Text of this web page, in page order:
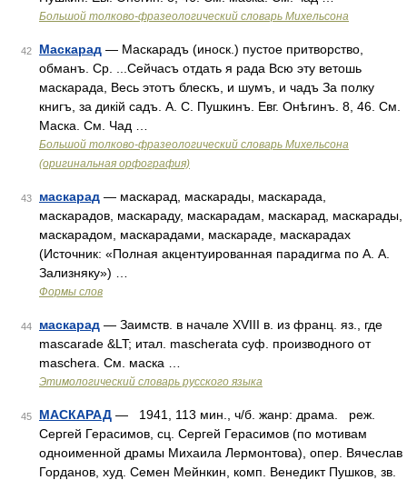
Большой толково-фразеологический словарь Михельсона
42 Маскарад — Маскарадъ (иноск.) пустое притворство,
обманъ. Ср. ...Сейчасъ отдать я рада Всю эту ветошь
маскарада, Весь этотъ блескъ, и шумъ, и чадъ За полку
книгъ, за дикій садъ. А. С. Пушкинъ. Евг. Онѣгинъ. 8, 46. См.
Маска. См. Чад …
Большой толково-фразеологический словарь Михельсона
(оригинальная орфография)
43 маскарад — маскарад, маскарады, маскарада,
маскарадов, маскараду, маскарадам, маскарад, маскарады,
маскарадом, маскарадами, маскараде, маскарадах
(Источник: «Полная акцентуированная парадигма по А. А.
Зализняку») …
Формы слов
44 маскарад — Заимств. в начале XVIII в. из франц. яз., где
mascarade &LT; итал. mascherata суф. производного от
maschera. См. маска …
Этимологический словарь русского языка
45 МАСКАРАД — 1941, 113 мин., ч/б. жанр: драма. реж.
Сергей Герасимов, сц. Сергей Герасимов (по мотивам
одноименной драмы Михаила Лермонтова), опер. Вячеслав
Горданов, худ. Семен Мейнкин, комп. Венедикт Пушков, зв.